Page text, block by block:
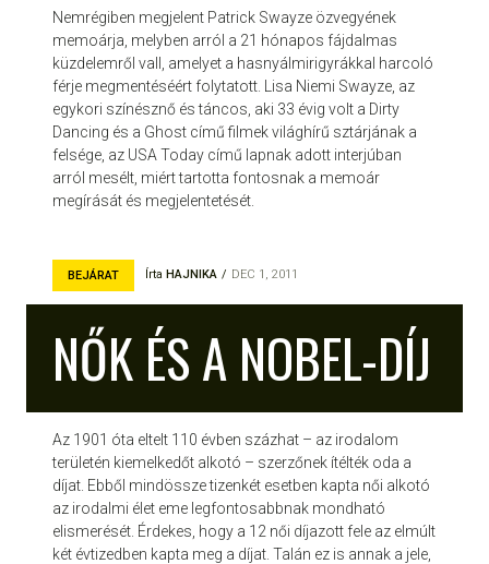
Nemrégiben megjelent Patrick Swayze özvegyének
memoárja, melyben arról a 21 hónapos fájdalmas
küzdelemről vall, amelyet a hasnyálmirigyrákkal harcoló
férje megmentéséért folytatott. Lisa Niemi Swayze, az
egykori színésznő és táncos, aki 33 évig volt a Dirty
Dancing és a Ghost című filmek világhírű sztárjának a
felsége, az USA Today című lapnak adott interjúban
arról mesélt, miért tartotta fontosnak a memoár
megírását és megjelentetését.
BEJÁRAT Írta HAJNIKA DEC 1, 2011
NŐK ÉS A NOBEL-DÍJ
Az 1901 óta eltelt 110 évben százhat – az irodalom
területén kiemelkedőt alkotó – szerzőnek ítélték oda a
díjat. Ebből mindössze tizenkét esetben kapta női alkotó
az irodalmi élet eme legfontosabbnak mondható
elismerését. Érdekes, hogy a 12 női díjazott fele az elmúlt
két évtizedben kapta meg a díjat. Talán ez is annak a jele,